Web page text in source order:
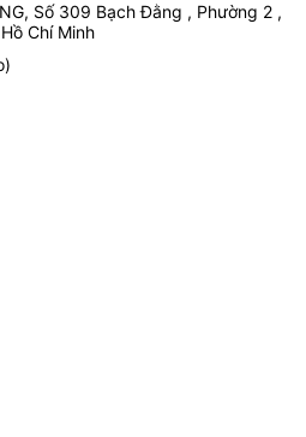
Số 309 Bạch Đằng , Phường 2 ,
Chí Minh